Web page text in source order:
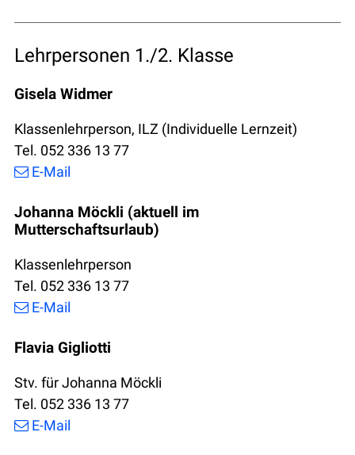
Lehrpersonen 1./2. Klasse
Gisela Widmer
Klassenlehrperson, ILZ (Individuelle Lernzeit)
Tel. 052 336 13 77
E-Mail
Johanna Möckli (aktuell im
Mutterschaftsurlaub)
Klassenlehrperson
Tel. 052 336 13 77
E-Mail
Flavia Gigliotti
Stv. für Johanna Möckli
Tel. 052 336 13 77
E-Mail